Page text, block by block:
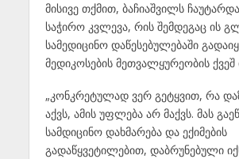
მისივე თქმით, ბაჩიაშვილს
საჭირო კვლევა, რის შემდეგაც ის
სამედიცინო დაწესებულებაში
მედიკოსების მეთვალყურეობის ქვეშ
„კონკრეტულად ვერ გეტყვით, რა
აქვს, ამის უფლება არ მაქვს. მას
სამდიცინო დახმარება და ექიმების
გადაწყვეტილებით, დაბრუნებული